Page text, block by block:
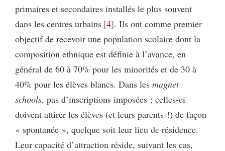
primaires et secondaires installés le plus souvent
dans les centres urbains 4 . Ils ont comme premier
objectif de recevoir une population scolaire dont la
composition ethnique est définie à l’avance, en
général de 60 à 70% pour les minorités et de 30 à
40% pour les élèves blancs. Dans les magnet
schools, pas d’inscriptions imposées ; celles-ci
doivent attirer les élèves (et leurs parents !) de façon
« spontanée », quelque soit leur lieu de résidence.
Leur capacité d’attraction réside, suivant les cas,